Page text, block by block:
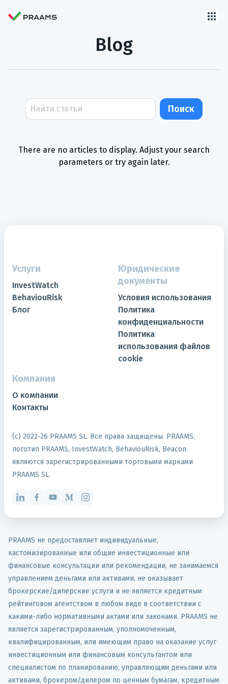
Blog
Поиск
There are no articles to display. Adjust your search
parameters or try again later.
Услуги
InvestWatch
BehaviouRisk
Блог
Юридические
документы
Условия использования
Политика
конфиденциальности
Политика
использования файлов
cookie
Компания
О компании
Контакты
(с) 2022-26 PRAAMS SL. Все права защищены. PRAAMS,
логотип PRAAMS, InvestWatch, BehaviouRisk, Beacon
являются зарегистрированными торговыми марками
PRAAMS SL.
PRAAMS не предоставляет индивидуальные,
кастомизированные или общие инвестиционные или
финансовые консультации или рекомендации, не занимаемся
управлением деньгами или активами, не оказывает
брокерские/дилерские услуги и не является кредитным
рейтинговом агентством в любом виде в соответствии с
какими-либо нормативными актами или законами. PRAAMS не
является зарегистрированным, уполномоченным,
квалифицированным, или имеющим право на оказание услуг
инвестиционным или финансовым консультантом или
специалистом по планированию, управляющим деньгами или
активами, брокером/дилером по ценным бумагам, кредитным